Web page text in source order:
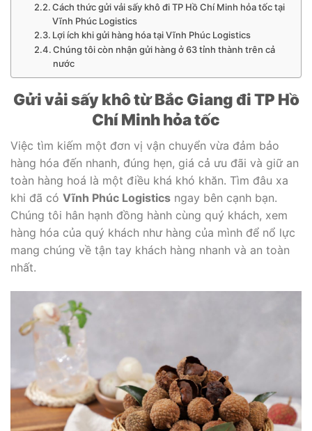
Cách thức gửi vải sấy khô đi TP Hồ Chí Minh hỏa tốc tại
Vĩnh Phúc Logistics
Lợi ích khi gửi hàng hóa tại Vĩnh Phúc Logistics
Chúng tôi còn nhận gửi hàng ở 63 tỉnh thành trên cả
nước
Gửi vải sấy khô từ Bắc Giang đi TP Hồ
Chí Minh hỏa tốc
Việc tìm kiếm một đơn vị vận chuyển vừa đảm bảo
hàng hóa đến nhanh, đúng hẹn, giá cả ưu đãi và giữ an
toàn hàng hoá là một điều khá khó khăn. Tìm đâu xa
khi đã có Vĩnh Phúc Logistics ngay bên cạnh bạn.
Chúng tôi hân hạnh đồng hành cùng quý khách, xem
hàng hóa của quý khách như hàng của mình để nổ lực
mang chúng về tận tay khách hàng nhanh và an toàn
nhất.